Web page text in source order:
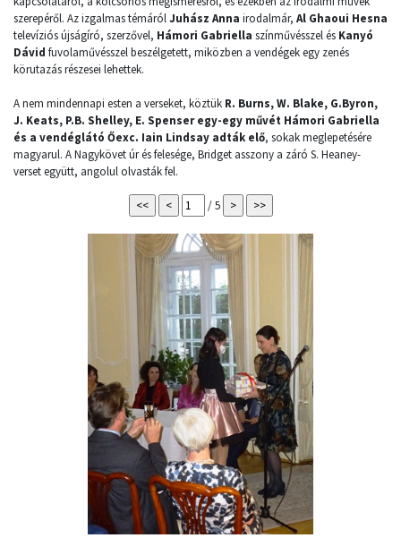
szerepéről. Az izgalmas témárólJuhász Anna irodalmár, Al Ghaoui Hesna
televíziós újságíró, szerzővel, Hámori Gabriella színművésszel és Kanyó
Dávid fuvolaművésszel beszélgetett, miközben a vendégek egy zenés
körutazás részesei lehettek.
A nem mindennapi esten a verseket, köztük R. Burns, W. Blake, G.Byron,
J. Keats, P.B. Shelley, E. Spenser egy-egy művét Hámori Gabriella
és a vendéglátó Őexc. Iain Lindsay adták elő, sokak meglepetésére
magyarul. A Nagykövet úr és felesége, Bridget asszony a záró S. Heaney-
verset együtt, angolul olvasták fel.
/ 5